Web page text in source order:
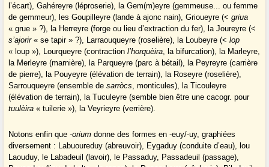
l’écart), Gahéreyre (léproserie), la Gem(m)eyre (gemmeuse... ou femme
de gemmeur), les Goupilleyre (lande à ajonc nain), Grioueyre (<griua
« grue » ?), la Herreyre (forge ou lieu d’extraction du fer), la Joureyre (<
s’ajorir« se tapir » ?), Larraouqueyre (roselière), la Loubeyre (<lop
« loup »), Lourqueyre (contractionl’horquèira, la bifurcation), la Marleyre,
la Merleyre (marnière), la Parqueyre (parc à bétail), la Peyreyre (carrière
de pierre), la Pouyeyre (élévation de terrain), la Roseyre (roselière),
Sarrouqueyre (ensemble desarròcs, monticules), la Ticouleyre
(élévation de terrain), la Tuculeyre (semble bien être une cacogr. pour
tuulèira « tuilerie »), la Veyrieyre (verrière).
Notons enfin que-orium donne des formes en -euy/-uy, graphiées
diversement : Labuoureduy (abreuvoir), Eygaduy (conduite d’eau), lou
Laouduy, le Labadeuil (lavoir), le Passaduy, Passadeuil (passage),